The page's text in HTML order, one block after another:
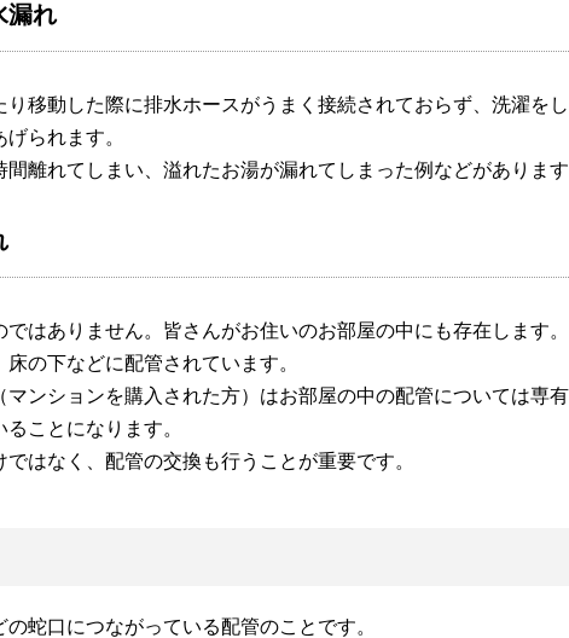
漏れ
移動した際に排水ホースがうまく接続されておらず、洗濯を
られます。
離れてしまい、溢れたお湯が漏れてしまった例などがありま
はありません。皆さんがお住いのお部屋の中にも存在します。
の下などに配管されています。
ンションを購入された方）はお部屋の中の配管については専
ことになります。
はなく、配管の交換も行うことが重要です。
蛇口につながっている配管のことです。